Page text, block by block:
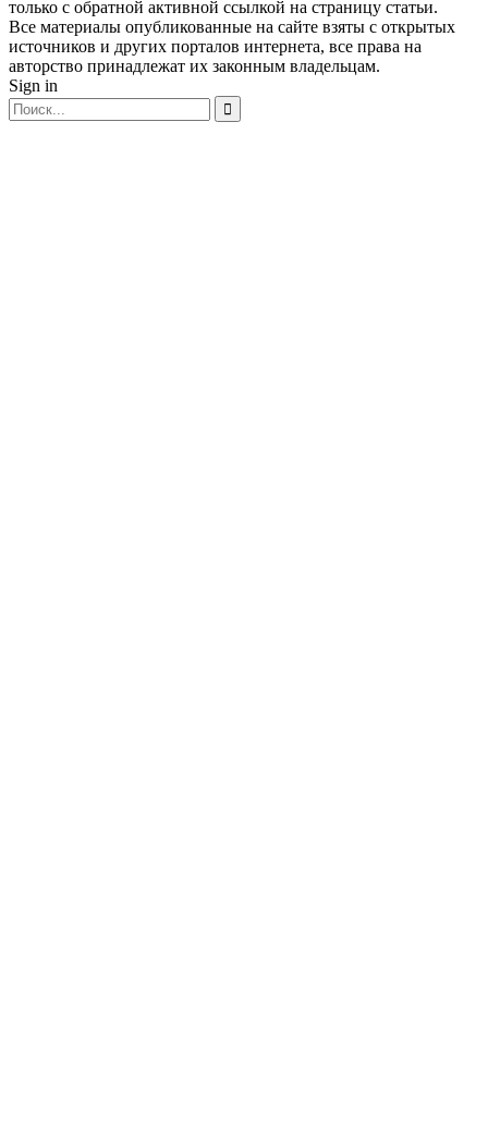
только с обратной активной ссылкой на страницу статьи.
Все материалы опубликованные на сайте взяты с открытых
источников и других порталов интернета, все права на
авторство принадлежат их законным владельцам.
Sign in